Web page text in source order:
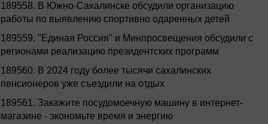
189558. В Южно-Сахалинске обсудили организацию
работы по выявлению спортивно одаренных детей
189559. "Единая Россия" и Минпросвещения обсудили с
регионами реализацию президентских программ
189560. В 2024 году более тысячи сахалинских
пенсионеров уже съездили на отдых
189561. Закажите посудомоечную машину в интернет-
магазине - экономьте время и энергию